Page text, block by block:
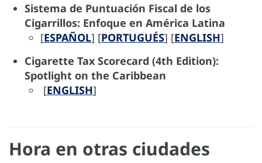
Sistema de Puntuación Fiscal de los
Cigarrillos: Enfoque en América Latina
[ESPAÑOL] [PORTUGUÉS] [ENGLISH]
Cigarette Tax Scorecard (4th Edition):
Spotlight on the Caribbean
[ENGLISH]
Hora en otras ciudades